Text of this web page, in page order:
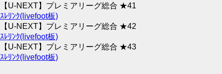
【U-NEXT】プレミアリーグ総合 ★41
ｽﾚﾘﾝｸ(livefoot板)
【U-NEXT】プレミアリーグ総合 ★42
ｽﾚﾘﾝｸ(livefoot板)
【U-NEXT】プレミアリーグ総合 ★43
ｽﾚﾘﾝｸ(livefoot板)